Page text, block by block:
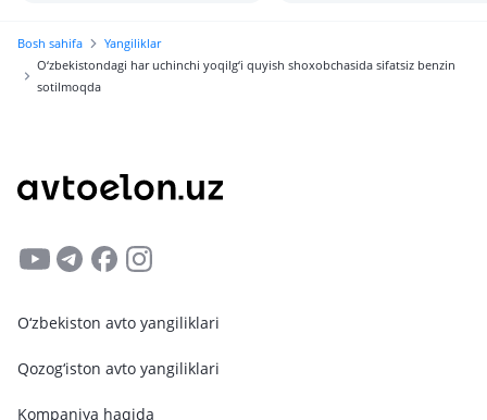
Bosh sahifa
Yangiliklar
O‘zbekistondagi har uchinchi yoqilg‘i quyish shoxobchasida sifatsiz benzin
sotilmoqda
O‘zbekiston avto yangiliklari
Qozog‘iston avto yangiliklari
Kompaniya haqida